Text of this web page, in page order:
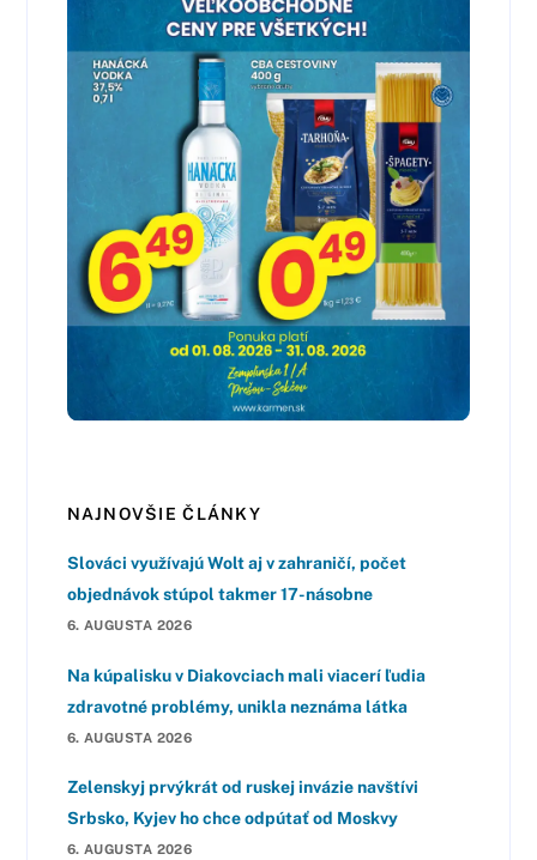
NAJNOVŠIE ČLÁNKY
Slováci využívajú Wolt aj v zahraničí, počet
objednávok stúpol takmer 17-násobne
6. AUGUSTA 2026
Na kúpalisku v Diakovciach mali viacerí ľudia
zdravotné problémy, unikla neznáma látka
6. AUGUSTA 2026
Zelenskyj prvýkrát od ruskej invázie navštívi
Srbsko, Kyjev ho chce odpútať od Moskvy
6. AUGUSTA 2026